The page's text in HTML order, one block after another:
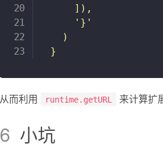
] ) ,
'}'
)
}
从而利用 runtime.getURL 来计算扩
小坑